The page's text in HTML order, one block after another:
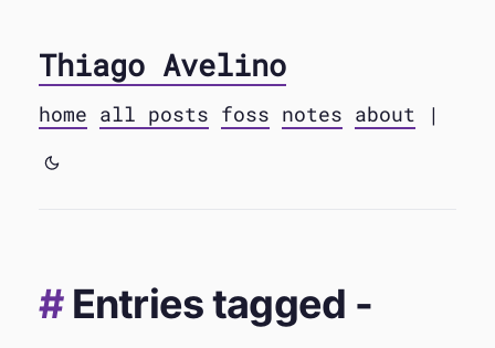
Thiago Avelino
home all posts foss notes about |
Entries tagged -